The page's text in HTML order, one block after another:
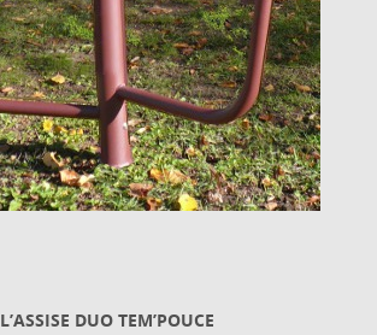
L’ASSISE DUO TEM’POUCE